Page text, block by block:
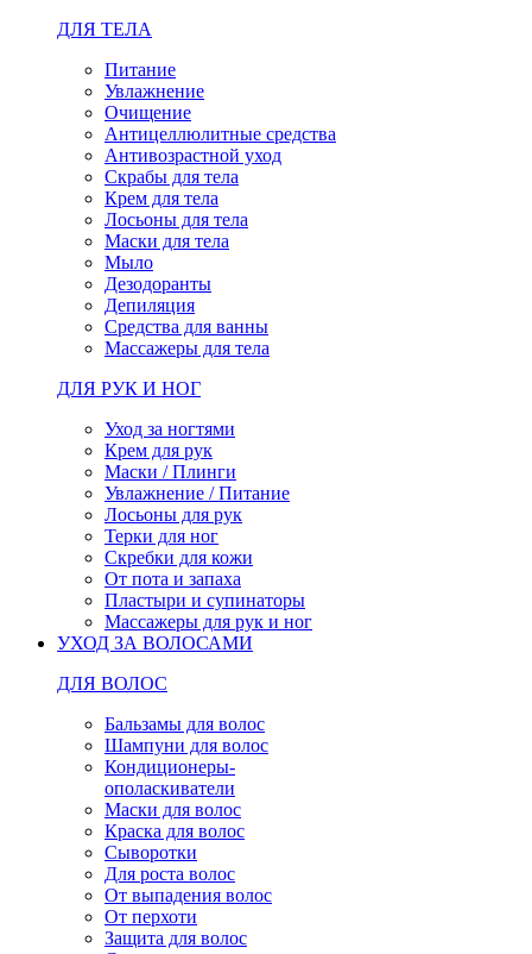
ДЛЯ ТЕЛА
Питание
Увлажнение
Очищение
Антицеллюлитные средства
Антивозрастной уход
Скрабы для тела
Крем для тела
Лосьоны для тела
Маски для тела
Мыло
Дезодоранты
Депиляция
Средства для ванны
Массажеры для тела
ДЛЯ РУК И НОГ
Уход за ногтями
Крем для рук
Маски / Плинги
Увлажнение / Питание
Лосьоны для рук
Терки для ног
Скребки для кожи
От пота и запаха
Пластыри и супинаторы
Массажеры для рук и ног
УХОД ЗА ВОЛОСАМИ
ДЛЯ ВОЛОС
Бальзамы для волос
Шампуни для волос
Кондиционеры-
ополаскиватели
Маски для волос
Краска для волос
Сыворотки
Для роста волос
От выпадения волос
От перхоти
Защита для волос